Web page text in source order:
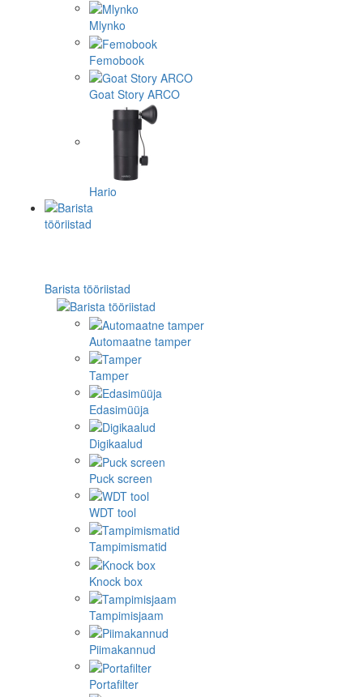
Mlynko
Femobook
Goat Story ARCO
Hario
Barista tööriistad
Automaatne tamper
Tamper
Edasimüüja
Digikaalud
Puck screen
WDT tool
Tampimismatid
Knock box
Tampimisjaam
Piimakannud
Portafilter